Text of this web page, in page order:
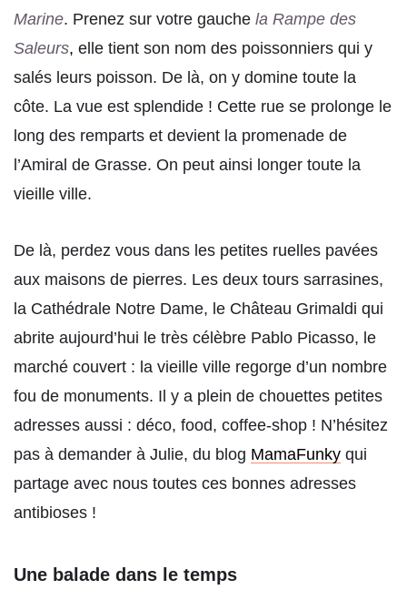
Marine. Prenez sur votre gauche la Rampe des
Saleurs, elle tient son nom des poissonniers qui y
salés leurs poisson. De là, on y domine toute la
côte. La vue est splendide ! Cette rue se prolonge le
long des remparts et devient la promenade de
l’Amiral de Grasse. On peut ainsi longer toute la
vieille ville.
De là, perdez vous dans les petites ruelles pavées
aux maisons de pierres. Les deux tours sarrasines,
la Cathédrale Notre Dame, le Château Grimaldi qui
abrite aujourd’hui le très célèbre Pablo Picasso, le
marché couvert : la vieille ville regorge d’un nombre
fou de monuments. Il y a plein de chouettes petites
adresses aussi : déco, food, coffee-shop ! N’hésitez
pas à demander à Julie, du blog MamaFunky qui
partage avec nous toutes ces bonnes adresses
antibioses !
Une balade dans le temps